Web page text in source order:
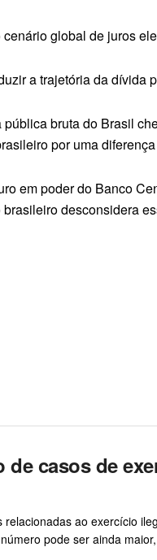
global de juros
a trajetória da dívida
bruta do Brasil
por uma
em poder do Banco
desconsidera
casos de
ao exercício
pode ser ainda